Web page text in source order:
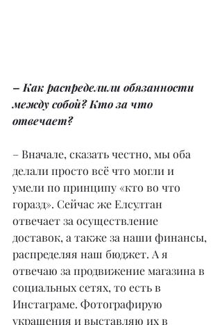
– Как распределили обязанности
между собой? Кто за что
отвечает?
– Вначале, сказать честно, мы оба
делали просто всё что могли и
умели по принципу «кто во что
горазд». Сейчас же Елсултан
отвечает за осуществление
доставок, а также за наши финансы,
распределяя наш бюджет. А я
отвечаю за продвижение магазина в
социальных сетях, то есть в
Инстаграме. Фотографирую
украшения и выставляю их в